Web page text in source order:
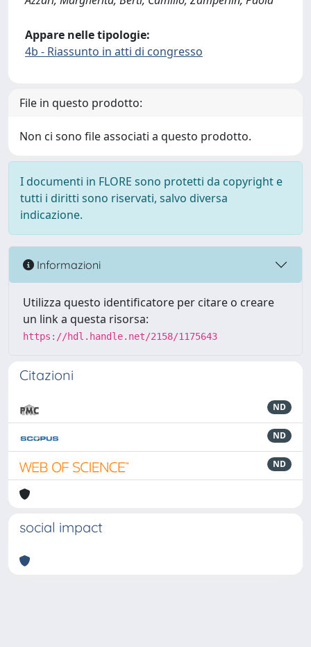
Appare nelle tipologie:
4b - Riassunto in atti di congresso
File in questo prodotto:
Non ci sono file associati a questo prodotto.
I documenti in FLORE sono protetti da copyright e
tutti i diritti sono riservati, salvo diversa
indicazione.
Informazioni
Utilizza questo identificatore per citare o creare
un link a questa risorsa:
https://hdl.handle.net/2158/1175643
Citazioni
ND
ND
ND
social impact